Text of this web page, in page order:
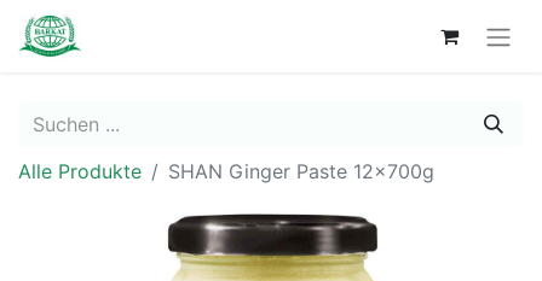
Alle Produkte SHAN Ginger Paste 12x700g